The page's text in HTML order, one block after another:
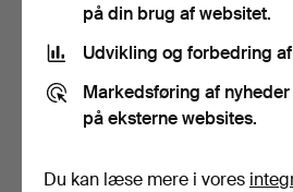
Overvåg søgning
auktioner.
på din brug af websitet.
Udvikling og forbedring
Markedsføring af
på eksterne websites.
Du kan læse mere i vores